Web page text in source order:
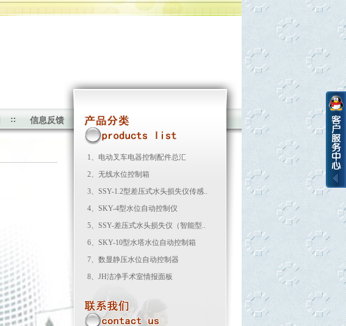
信息反馈
1、 电动叉车电器控制配件总汇
2、 无线水位控制箱
3、 SSY-1.2型差压式水头损失仪传感..
4、 SKY-4型水位自动控制仪
5、 SSY-差压式水头损失仪（智能型..
6、 SKY-10型水塔水位自动控制箱
7、 数显静压水位自动控制器
8、 JH洁净手术室情报面板